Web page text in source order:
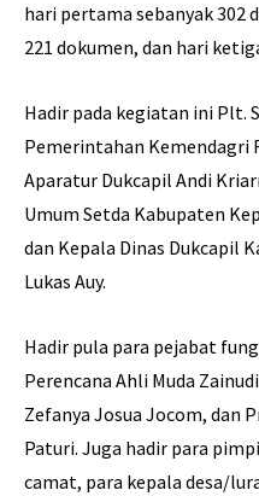
hari pertama sebanyak 302
221 dokumen, dan hari
Hadir pada kegiatan ini Plt.
Pemerintahan Kemendagri
Aparatur Dukcapil Andi
Umum Setda Kabupaten
dan Kepala Dinas Dukcapil
Lukas Auy.
Hadir pula para pejabat
Perencana Ahli Muda
Zefanya Josua Jocom, dan
Paturi. Juga hadir para
camat, para kepala desa/